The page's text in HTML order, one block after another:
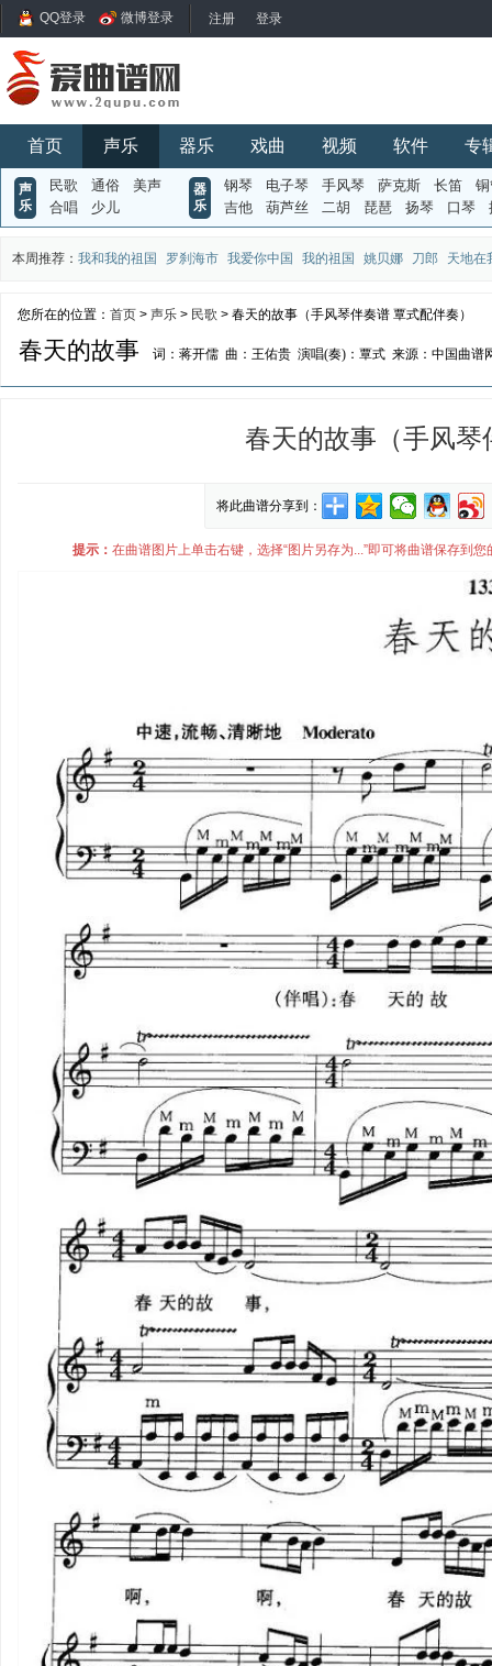
QQ登录 微博登录
首页 声乐 器乐 戏曲 视频 软件 专
声
乐
民歌 通俗
美声
合唱
少儿
器
乐
钢琴 电子琴 手风琴 萨克斯 长笛
吉他
葫芦丝 二胡 琵琶 扬琴 口琴
本周推荐： 我和我的祖国 罗刹海市 我爱你中国 我的祖国 姚贝娜 刀郎 天地在
您所在的位置： 首页 > 声乐 > 民歌 > 春天的故事（手风琴伴奏谱 覃式配伴奏）
春天的故事 词：蒋开儒 曲：王佑贵 演唱(奏)：覃式 来源：中国曲谱
春天的故事（手风
将此曲谱分享到：
提示： 在曲谱图片上单击右键，选择“图片另存为...”即可将曲谱保存到